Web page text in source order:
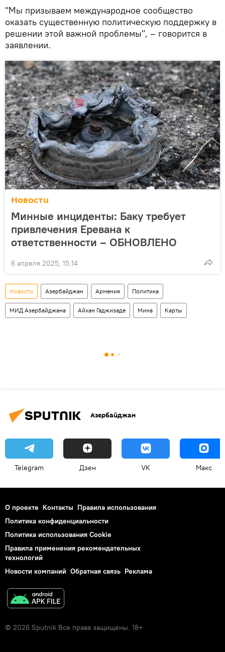
"Мы призываем международное сообщество
оказать существенную политическую поддержку в
решении этой важной проблемы", – говорится в
заявлении.
Новости
Минные инциденты: Баку требует
привлечения Еревана к
ответственности – ОБНОВЛЕНО
6 апреля 2025, 15:14
Новости Азербайджан Армения Политика
МИД Азербайджана Айхан Гаджизаде Мина Карты
Азербайджан
Telegram Дзен VK Макс
О проекте Контакты Правила использования
Политика конфиденциальности
Политика использования Cookie
Правила применения рекомендательных
технологий
Новости компаний Обратная связь Реклама
© 2026 Sputnik Все права защищены. 18+